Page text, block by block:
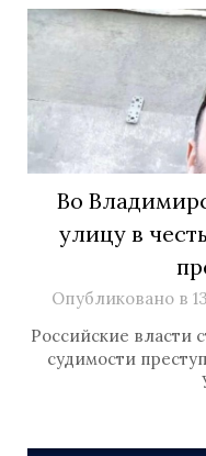
Во
улицу в
Опубликовано в
Российские власти
судимости